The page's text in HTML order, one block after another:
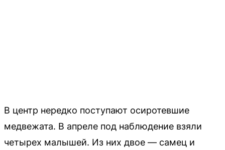
В центр нередко поступают осиротевшие
медвежата. В апреле под наблюдение взяли
четырех малышей. Из них двое — самец и